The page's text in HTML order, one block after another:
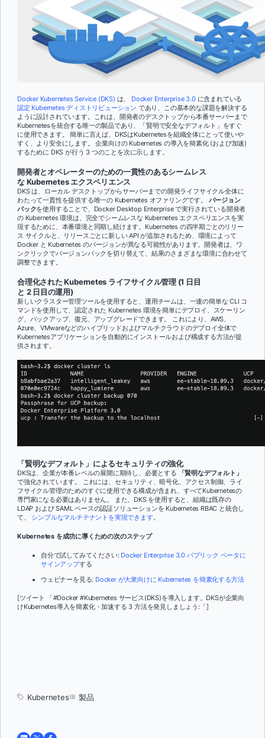
Docker Kubernetes Service (DKS) は、 Docker Enterprise 3.0に含まれている
認定 Kubernetes ディストリビューション であり、この基本的な課題を解決する
ように設計されています。これは、開発者のデスクトップから本番サーバーまで
Kubernetesを統合する唯一の製品であり、「賢明で安全なデフォルト」をすぐ
に使用できます。 簡単に言えば、DKSはKubernetesを組織全体にとって使いや
すく、より安全にします。 企業向けの Kubernetes の導入を簡素化 (および加速)
するために DKS が行う 3 つのことを次に示します。
開発者とオペレーターのための一貫性のあるシームレス
な Kubernetes エクスペリエンス
DKS は、ローカル デスクトップからサーバーまでの開発ライフサイクル全体に
わたって一貫性を提供する唯一の Kubernetes オファリングです。 バージョン
パックを使用することで、 Docker Desktop Enterprise で実行されている開発者
の Kubernetes 環境は、完全でシームレスな Kubernetes エクスペリエンスを実
現するために、本番環境と同期し続けます。Kubernetes の四半期ごとのリリー
ス サイクルと、リリースごとに新しい API が追加されるため、環境によって
Docker と Kubernetes のバージョンが異なる可能性があります。開発者は、ワ
ンクリックでバージョンパックを切り替えて、結果のさまざまな環境に合わせて
調整できます。
合理化された Kubernetes ライフサイクル管理 (1 日目
と 2 日目の運用)
新しいクラスター管理ツールを使用すると、運用チームは、一連の簡単な CLI コ
マンドを使用して、認定された Kubernetes 環境を簡単にデプロイ、スケーリン
グ、バックアップ、復元、アップグレードできます。 これにより、AWS、
Azure、VMwareなどのハイブリッドおよびマルチクラウドのデプロイ全体で
Kubernetesアプリケーションを自動的にインストールおよび構成する方法が提
供されます。
「賢明なデフォルト」によるセキュリティの強化
DKSは、企業が本番レベルの展開に期待し、必要とする
「賢明なデフォルト」
で強化されています。 これには、セキュリティ、暗号化、アクセス制御、ライ
フサイクル管理のためのすぐに使用できる構成が含まれ、すべてKubernetesの
専門家になる必要はありません。 また、DKS を使用すると、組織は既存の
LDAP および SAML ベースの認証ソリューションを Kubernetes RBAC と統合し
て、 シンプルなマルチテナントを実現できます。
Kubernetes を成功に導くための次のステップ
自分で試してみてください: Docker Enterprise 3.0 パブリック ベータに
サインアップする
ウェビナーを見る: Docker が大衆向けに Kubernetes を簡素化する方法
[ツイート 「#Docker #Kubernetes サービス(DKS)を導入します。DKSが企業向
けKubernetes導入を簡素化・加速する 3 方法を発見しましょう:「]
Kubernetes 製品